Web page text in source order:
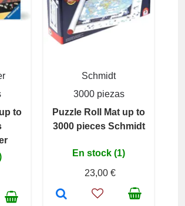
to
Schmidt
3000 piezas
Puzzle Roll Mat up to
3000 pieces Schmidt
En stock (1)
23,00 €